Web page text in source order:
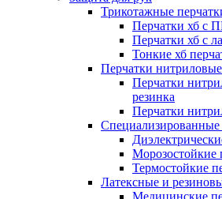
Трикотажные
Перчатки хб с
Перчатки хб с
Тонкие хб
Перчатки
Перчатки
резинка
Перчатки
Специализированные
Морозостойкие
Термостойкие
Латексные и
Медицинские